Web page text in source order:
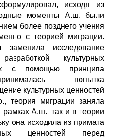
исходя из
моменты А.ш. были
более позднего учения
с теорией миграции.
исследование
культурных
с помощью принципа
попытка
культурных ценностей
теория миграции заняла
А.ш., так и в теории
она исходила из примата
ценностей перед